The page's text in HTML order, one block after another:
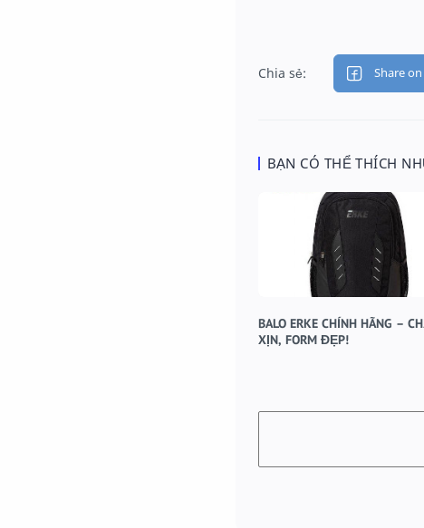
BẠN CÓ THỂ THÍCH
BALO ERKE CHÍNH HÃNG –
XỊN, FORM ĐẸP!